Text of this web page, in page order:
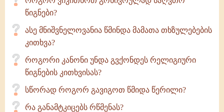
წიგნები?
ასე მნიშვნელოვანია წმინდა მამათა თხზულებების
კითხვა?
როგორი კანონი უნდა გვქონდეს რელიგიური
წიგნების კითხვისას?
სწორად როგორ გავიგოთ წმიდა წერილი?
რა განამტკიცებს რწმენას?